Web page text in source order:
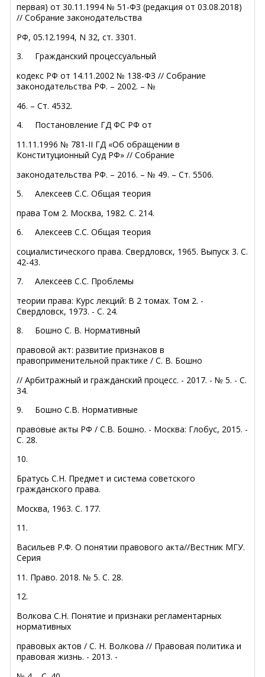
первая) от 30.11.1994 № 51-ФЗ (редакция от 03.08.2018)
// Собрание законодательства
РФ, 05.12.1994, N 32, ст. 3301.
3. Гражданский процессуальный
кодекс РФ от 14.11.2002 № 138-ФЗ // Собрание
законодательства РФ. – 2002. – №
46. – Ст. 4532.
4. Постановление ГД ФС РФ от
11.11.1996 № 781-II ГД «Об обращении в
Конституционный Суд РФ» // Собрание
законодательства РФ. – 2016. – № 49. – Ст. 5506.
5. Алексеев С.С. Общая теория
права Том 2. Москва, 1982. С. 214.
6. Алексеев С.С. Общая теория
социалистического права. Свердловск, 1965. Выпуск 3. С.
42-43.
7. Алексеев С.С. Проблемы
теории права: Курс лекций: В 2 томах. Том 2. -
Свердловск, 1973. - С. 24.
8. Бошно С. В. Нормативный
правовой акт: развитие признаков в
правоприменительной практике / С. В. Бошно
// Арбитражный и гражданский процесс. - 2017. - № 5. - С.
34.
9. Бошно С.В. Нормативные
правовые акты РФ / С.В. Бошно. - Москва: Глобус, 2015. -
С. 28.
10.
Братусь С.Н. Предмет и система советского
гражданского права.
Москва, 1963. С. 177.
11.
Васильев Р.Ф. О понятии правового акта//Вестник МГУ.
Серия
11. Право. 2018. № 5. С. 28.
12.
Волкова С.Н. Понятие и признаки регламентарных
нормативных
правовых актов / С. Н. Волкова // Правовая политика и
правовая жизнь. - 2013. -